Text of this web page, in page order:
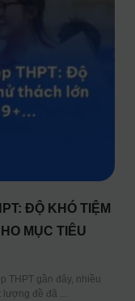
ĐỘ KHÓ TIỆM
MỤC TIÊU
THPT gần đây, nhiều
lượng đề đã